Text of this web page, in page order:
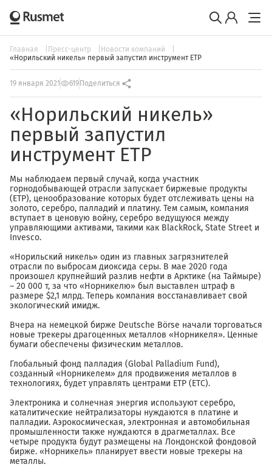
Главная Пресс-центр
Новости компаний
«Норильский никель» первый запустил инструмент ETP
19 января 2021 619 Поделиться
«Норильский никель»
первый запустил
инструмент ETP
Мы наблюдаем первый случай, когда участник
горнодобывающей отрасли запускает биржевые продукты
(ETP), ценообразование которых будет отслеживать цены на
золото, серебро, палладий и платину. Тем самым, компания
вступает в ценовую войну, серебро ведущуюся между
управляющими активами, такими как BlackRock, State Street и
Invesco.
«Норильский никель» один из главных загрязнителей
отрасли по выбросам диоксида серы. В мае 2020 года
произошел крупнейший разлив нефти в Арктике (на Таймыре)
– 20 000 т, за что «Норникелю» был выставлен штраф в
размере $2,1 млрд. Теперь компания восстанавливает свой
экологический имидж.
Вчера на немецкой бирже Deutsche Börse начали торговаться
новые трекеры драгоценных металлов «Норникеля». Ценные
бумаги обеспечены физическим металлов.
Глобальный фонд палладия (Global Palladium Fund),
созданный «Норникелем» для продвижения металлов в
технологиях, будет управлять центрами ETP (ETC).
Электроника и солнечная энергия используют серебро,
каталитические нейтрализаторы нуждаются в платине и
палладии. Аэрокосмическая, электронная и автомобильная
промышленности также нуждаются в драгметаллах. Все
четыре продукта будут размещены на Лондонской фондовой
бирже. «Норникель» планирует ввести новые трекеры на
металлы.